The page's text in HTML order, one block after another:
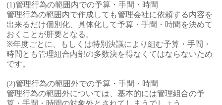
(1)管理行為の範囲内での予算・手間・時間
管理行為の範囲内で作成しても管理会社に依頼する内容を
出来るだけ個別化、具体化して予算・手間・時間を決めて
おくことが肝要となる。
※年度ごとに、もしくは特別決議により組む予算・手間・
時間とも管理組合内部の多数決を得なくてはならないため
です。
(2)管理行為の範囲外での予算・手間・時間
管理行為の範囲外については、基本的には管理組合の予
算・手間・時間の対象外とされてしまうでしょう。